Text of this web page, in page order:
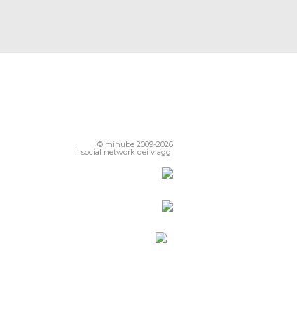
© minube 2009-2026
il social network dei viaggi